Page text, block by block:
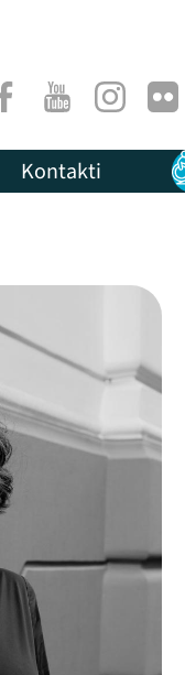
FacebookYoutubeInstagram
Flick
Kontakti